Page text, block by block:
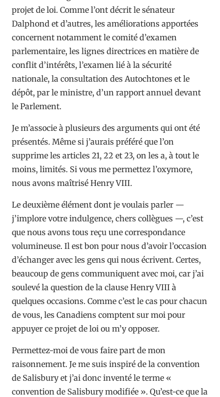
projet de loi. Comme l’ont décrit le sénateur
Dalphond et d’autres, les améliorations apportées
concernent notamment le comité d’examen
parlementaire, les lignes directrices en matière de
conflit d’intérêts, l’examen lié à la sécurité
nationale, la consultation des Autochtones et le
dépôt, par le ministre, d’un rapport annuel devant
le Parlement.
Je m’associe à plusieurs des arguments qui ont été
présentés. Même si j’aurais préféré que l’on
supprime les articles 21, 22 et 23, on les a, à tout le
moins, limités. Si vous me permettez l’oxymore,
nous avons maîtrisé Henry VIII.
Le deuxième élément dont je voulais parler —
j’implore votre indulgence, chers collègues —, c’est
que nous avons tous reçu une correspondance
volumineuse. Il est bon pour nous d’avoir l’occasion
d’échanger avec les gens qui nous écrivent. Certes,
beaucoup de gens communiquent avec moi, car j’ai
soulevé la question de la clause Henry VIII à
quelques occasions. Comme c’est le cas pour chacun
de vous, les Canadiens comptent sur moi pour
appuyer ce projet de loi ou m’y opposer.
Permettez-moi de vous faire part de mon
raisonnement. Je me suis inspiré de la convention
de Salisbury et j’ai donc inventé le terme «
convention de Salisbury modifiée ». Qu’est-ce que la